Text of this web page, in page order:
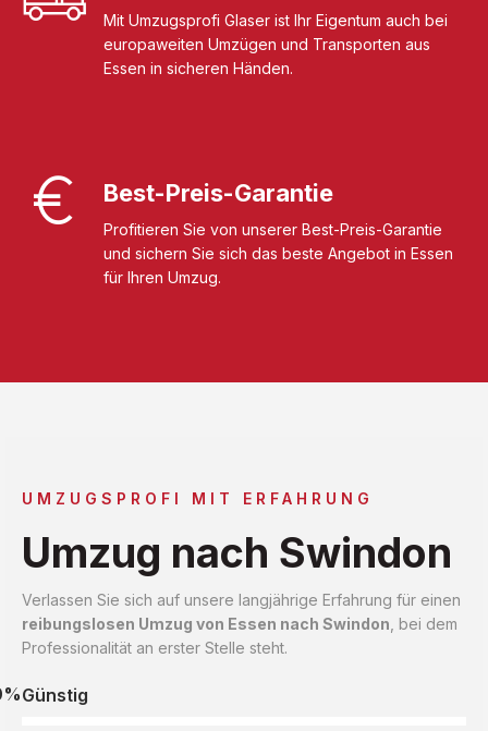
Mit Umzugsprofi Glaser ist Ihr Eigentum auch bei
europaweiten Umzügen und Transporten aus
Essen in sicheren Händen.
Best-Preis-Garantie
Profitieren Sie von unserer Best-Preis-Garantie
und sichern Sie sich das beste Angebot in Essen
für Ihren Umzug.
UMZUGSPROFI MIT ERFAHRUNG
Umzug nach Swindon
Verlassen Sie sich auf unsere langjährige Erfahrung für einen
reibungslosen Umzug von Essen nach Swindon , bei dem
Professionalität an erster Stelle steht.
Günstig